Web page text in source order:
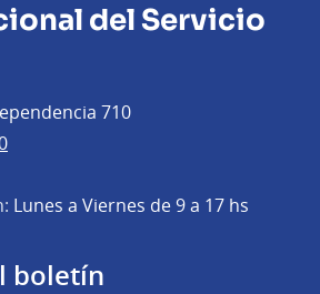
del Servicio
710
Lunes a Viernes de 9 a 17 hs
boletín